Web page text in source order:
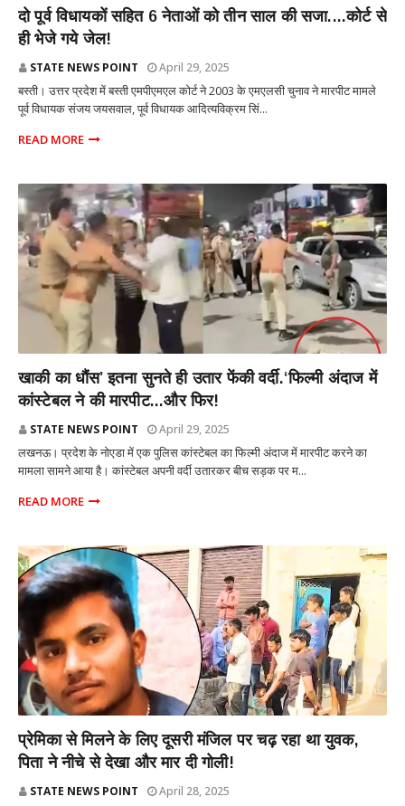
दो पूर्व विधायकों सहित 6 नेताओं को तीन साल की सजा....कोर्ट से
ही भेजे गये जेल!
STATE NEWS POINT April 29, 2025
बस्ती। उत्तर प्रदेश में बस्ती एमपीएमएल कोर्ट ने 2003 के एमएलसी चुनाव ने मारपीट मामले
पूर्व विधायक संजय जयसवाल, पूर्व विधायक आदित्यविक्रम सिं...
READ MORE
खाकी का धौंस’ इतना सुनते ही उतार फेंकी वर्दी.‘फिल्मी अंदाज में
कांस्टेबल ने की मारपीट...और फिर!
STATE NEWS POINT April 29, 2025
लखनऊ। प्रदेश के नोएडा में एक पुलिस कांस्टेबल का फिल्मी अंदाज में मारपीट करने का
मामला सामने आया है। कांस्टेबल अपनी वर्दी उतारकर बीच सड़क पर म...
READ MORE
प्रेमिका से मिलने के लिए दूसरी मंजिल पर चढ़ रहा था युवक,
पिता ने नीचे से देखा और मार दी गोली!
STATE NEWS POINT April 28, 2025